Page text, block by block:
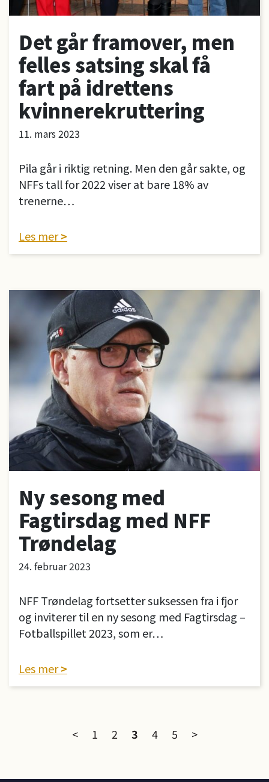
11. mars 2023
Det går framover, men
felles satsing skal få
fart på idrettens
kvinnerekruttering
Pila går i riktig retning. Men den går sakte, og
NFFs tall for 2022 viser at bare 18% av
trenerne…
Les mer
24. februar 2023
Ny sesong med
Fagtirsdag med NFF
Trøndelag
NFF Trøndelag fortsetter suksessen fra i fjor
og inviterer til en ny sesong med Fagtirsdag –
Fotballspillet 2023, som er…
Les mer
< 1 2 3 4 5 >